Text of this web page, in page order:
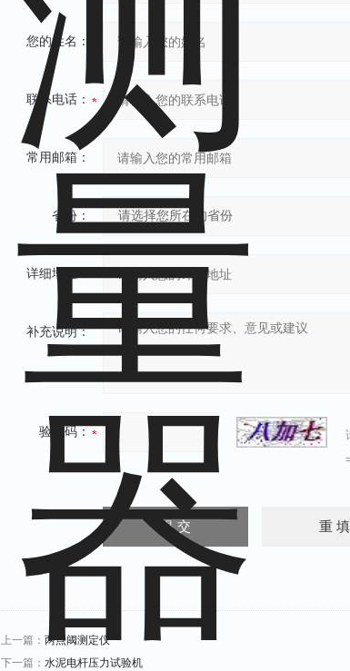
您的姓名：
联系电话：
常用邮箱：
省份：
详细地址：
补充说明：
验证码：
上一篇： 两点阈测定仪
下一篇： 水泥电杆压力试验机